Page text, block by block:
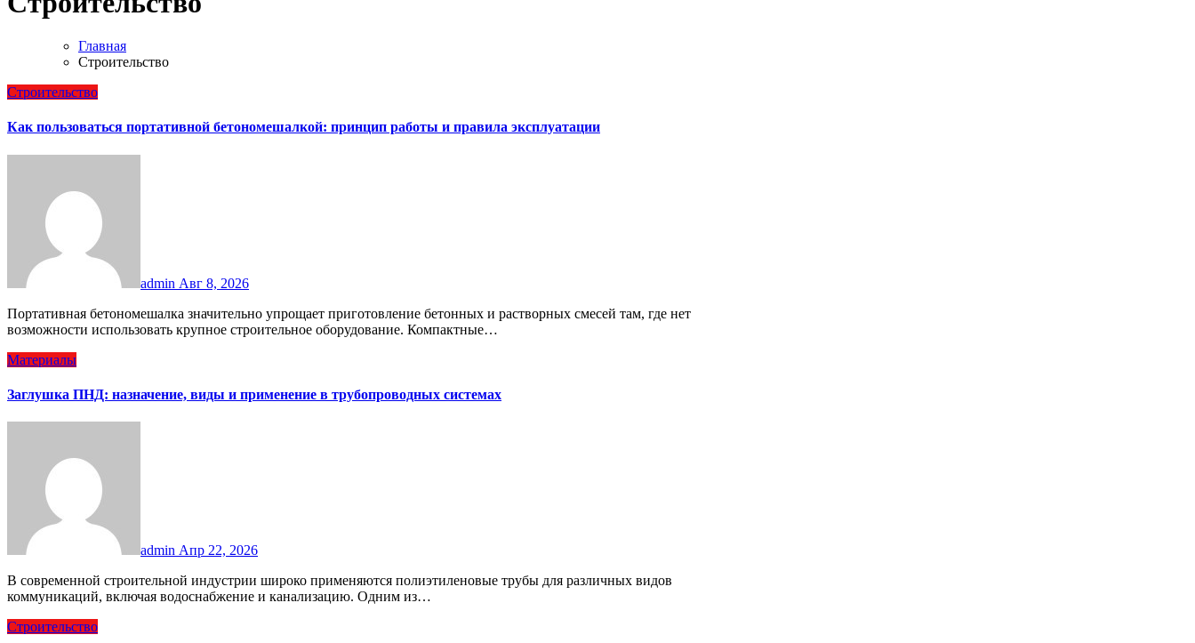
Главная
Строительство
Строительство
Как пользоваться портативной бетономешалкой: принцип работы и правила эксплуатации
admin Авг 8, 2026
Портативная бетономешалка значительно упрощает приготовление бетонных и растворных смесей там, где нет
возможности использовать крупное строительное оборудование. Компактные…
Материалы
Заглушка ПНД: назначение, виды и применение в трубопроводных системах
admin Апр 22, 2026
В современной строительной индустрии широко применяются полиэтиленовые трубы для различных видов
коммуникаций, включая водоснабжение и канализацию. Одним из…
Строительство